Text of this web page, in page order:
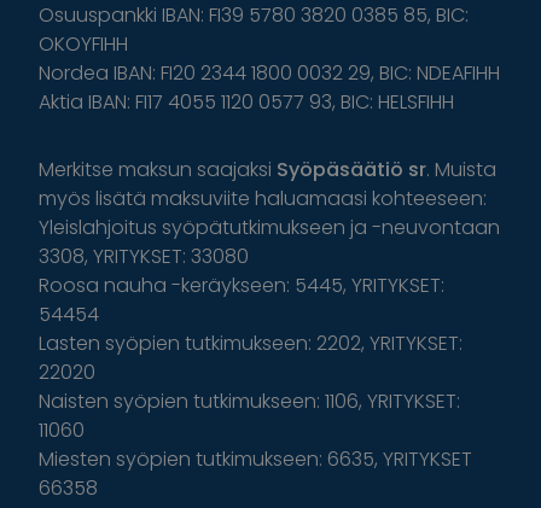
Osuuspankki IBAN: FI39 5780 3820 0385 85, BIC:
OKOYFIHH
Nordea IBAN: FI20 2344 1800 0032 29, BIC: NDEAFIHH
Aktia IBAN: FI17 4055 1120 0577 93, BIC: HELSFIHH
Merkitse maksun saajaksi Syöpäsäätiö sr. Muista
myös lisätä maksuviite haluamaasi kohteeseen:
Yleislahjoitus syöpätutkimukseen ja -neuvontaan
3308, YRITYKSET: 33080
Roosa nauha -keräykseen: 5445, YRITYKSET:
54454
Lasten syöpien tutkimukseen: 2202, YRITYKSET:
22020
Naisten syöpien tutkimukseen: 1106, YRITYKSET:
11060
Miesten syöpien tutkimukseen: 6635, YRITYKSET
66358